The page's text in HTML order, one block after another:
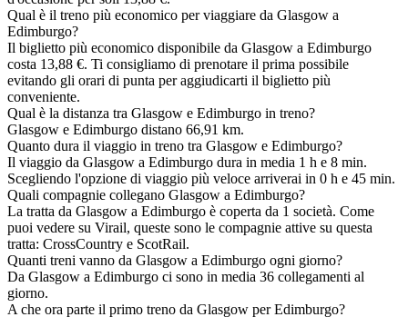
Qual è il treno più economico per viaggiare da Glasgow a
Edimburgo?
Il biglietto più economico disponibile da Glasgow a Edimburgo
costa 13,88 €. Ti consigliamo di prenotare il prima possibile
evitando gli orari di punta per aggiudicarti il biglietto più
conveniente.
Qual è la distanza tra Glasgow e Edimburgo in treno?
Glasgow e Edimburgo distano 66,91 km.
Quanto dura il viaggio in treno tra Glasgow e Edimburgo?
Il viaggio da Glasgow a Edimburgo dura in media 1 h e 8 min.
Scegliendo l'opzione di viaggio più veloce arriverai in 0 h e 45 min.
Quali compagnie collegano Glasgow a Edimburgo?
La tratta da Glasgow a Edimburgo è coperta da 1 società. Come
puoi vedere su Virail, queste sono le compagnie attive su questa
tratta: CrossCountry e ScotRail.
Quanti treni vanno da Glasgow a Edimburgo ogni giorno?
Da Glasgow a Edimburgo ci sono in media 36 collegamenti al
giorno.
A che ora parte il primo treno da Glasgow per Edimburgo?